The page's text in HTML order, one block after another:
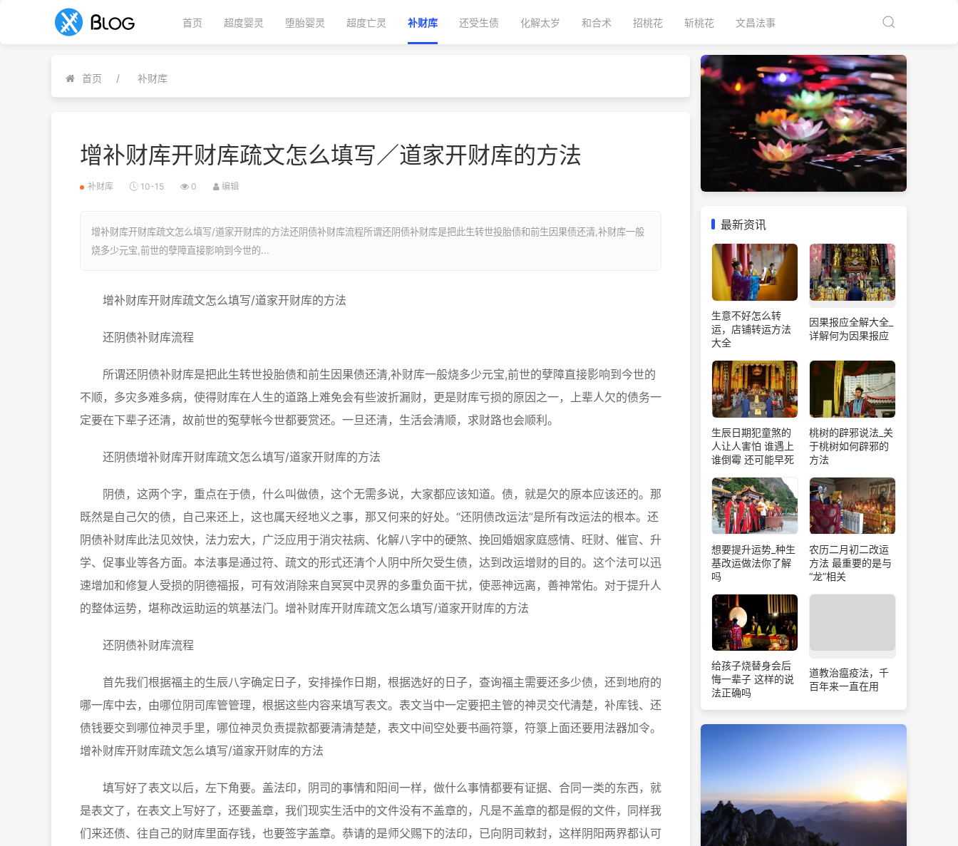
首页 超度婴灵 堕胎婴灵 超度亡灵 补财库 还受生债 化解太岁 和合术 招桃花 斩桃花 文昌法事
首页 补财库
增补财库开财库疏文怎么填写／道家开财库的方法
补财库 10-15 0 编辑
增补财库开财库疏文怎么填写/道家开财库的方法还阴债补财库流程所谓还阴债补财库是把此生转世投胎债和前生因果债还清,补财库一般
烧多少元宝,前世的孽障直接影响到今世的...
增补财库开财库疏文怎么填写/道家开财库的方法
还阴债补财库流程
所谓还阴债补财库是把此生转世投胎债和前生因果债还清,补财库一般烧多少元宝,前世的孽障直接影响到今世的
不顺，多灾多难多病，使得财库在人生的道路上难免会有些波折漏财，更是财库亏损的原因之一，上辈人欠的债务一
定要在下辈子还清，故前世的冤孽帐今世都要赏还。一旦还清，生活会清顺，求财路也会顺利。
还阴债增补财库开财库疏文怎么填写/道家开财库的方法
阴债，这两个字，重点在于债，什么叫做债，这个无需多说，大家都应该知道。债，就是欠的原本应该还的。那
既然是自己欠的债，自己来还上，这也属天经地义之事，那又何来的好处。“还阴债改运法”是所有改运法的根本。还
阴债补财库此法见效快，法力宏大，广泛应用于消灾祛病、化解八字中的硬煞、挽回婚姻家庭感情、旺财、催官、升
学、促事业等各方面。本法事是通过符、疏文的形式还清个人阴中所欠受生债，达到改运增财的目的。这个法可以迅
速增加和修复人受损的阴德福报，可有效消除来自冥冥中灵界的多重负面干扰，使恶神远离，善神常佑。对于提升人
的整体运势，堪称改运助运的筑基法门。增补财库开财库疏文怎么填写/道家开财库的方法
还阴债补财库流程
首先我们根据福主的生辰八字确定日子，安排操作日期，根据选好的日子，查询福主需要还多少债，还到地府的
哪一库中去，由哪位阴司库管管理，根据这些内容来填写表文。表文当中一定要把主管的神灵交代清楚，补库钱、还
债钱要交到哪位神灵手里，哪位神灵负责提款都要清清楚楚，表文中间空处要书画符箓，符箓上面还要用法器加令。
增补财库开财库疏文怎么填写/道家开财库的方法
填写好了表文以后，左下角要。盖法印，阴司的事情和阳间一样，做什么事情都要有证据、合同一类的东西，就
是表文了，在表文上写好了，还要盖章，我们现实生活中的文件没有不盖章的，凡是不盖章的都是假的文件，同样我
们来还债、往自己的财库里面存钱，也要签字盖章。恭请的是师父赐下的法印，已向阴司敕封，这样阴阳两界都认可
最新资讯
生意不好怎么转
运，店铺转运方法
大全
因果报应全解大全_
详解何为因果报应
生辰日期犯童煞的
人让人害怕 谁遇上
谁倒霉 还可能早死
桃树的辟邪说法_关
于桃树如何辟邪的
方法
想要提升运势_种生
基改运做法你了解
吗
农历二月初二改运
方法 最重要的是与
“龙”相关
给孩子烧替身会后
悔一辈子 这样的说
法正确吗
道教治瘟疫法，千
百年来一直在用